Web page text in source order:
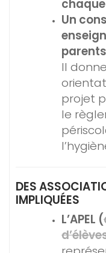
Un
Il
projet
le
DES
IMPLIQUÉES
L’APEL (